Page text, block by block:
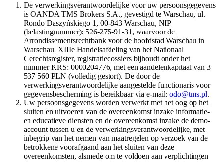
De verwerkingsverantwoordelijke voor uw persoonsgegevens
is OANDA TMS Brokers S.A., gevestigd te Warschau, ul.
Rondo Daszyńskiego 1, 00-843 Warschau, NIP
(belastingnummer): 526-275-91-31, waarvoor de
Arrondissementsrechtbank voor de hoofdstad Warschau in
Warschau, XIIIe Handelsafdeling van het Nationaal
Gerechtsregister, registratiedossiers bijhoudt onder het
nummer KRS: 0000204776, met een aandelenkapitaal van 3
537 560 PLN (volledig gestort). De door de
verwerkingsverantwoordelijke aangestelde functionaris voor
gegevensbescherming is bereikbaar via e-mail: odo@tms.pl.
Uw persoonsgegevens worden verwerkt met het oog op het
sluiten en uitvoeren van de overeenkomst inzake informatie-
en educatieve diensten en de overeenkomst inzake de demo-
account tussen u en de verwerkingsverantwoordelijke, met
inbegrip van het nemen van maatregelen op verzoek van de
betrokkene voorafgaand aan het sluiten van deze
overeenkomsten, alsmede om te voldoen aan verplichtingen